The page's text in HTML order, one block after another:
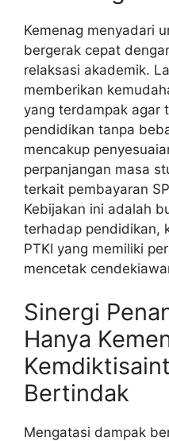
Kemenag menyadari
bergerak cepat
relaksasi akademik.
memberikan
yang terdampak agar
pendidikan tanpa
mencakup
perpanjangan masa
terkait pembayaran
Kebijakan ini adalah
terhadap pendidikan,
PTKI yang memiliki
mencetak
Sinergi
Hanya
Bertindak
Mengatasi dampak